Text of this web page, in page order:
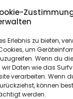
Erlebnis zu bieten,
um
Wenn du
Daten wie das
verarbeiten. Wenn
können
werden.